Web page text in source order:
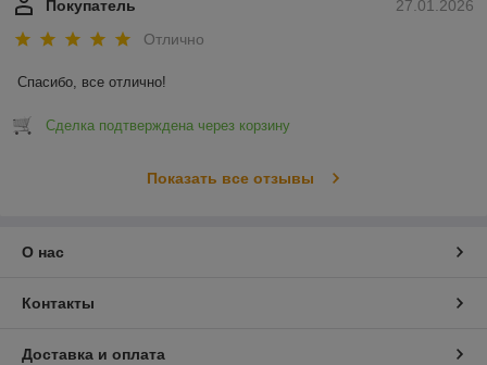
27.01.2026
Покупатель
Отлично
Спасибо, все отлично!
Сделка подтверждена через корзину
Показать все отзывы
О нас
Контакты
Доставка и оплата